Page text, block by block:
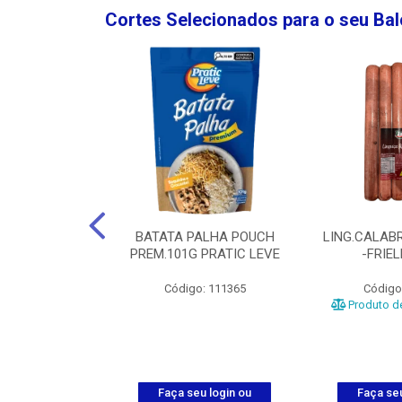
Cortes Selecionados para o seu
BATATA PALHA POUCH
PREM.101G PRATIC LEVE
Código: 111365
Faça seu login ou
-
Produto
Faça